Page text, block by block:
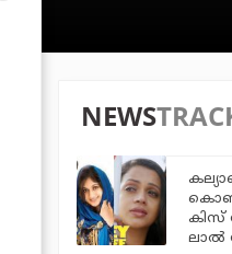
NEWS
കിസ്
ലാല്‍